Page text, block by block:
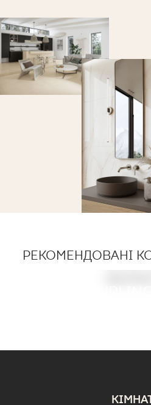
РЕКОМЕНДОВАНІ